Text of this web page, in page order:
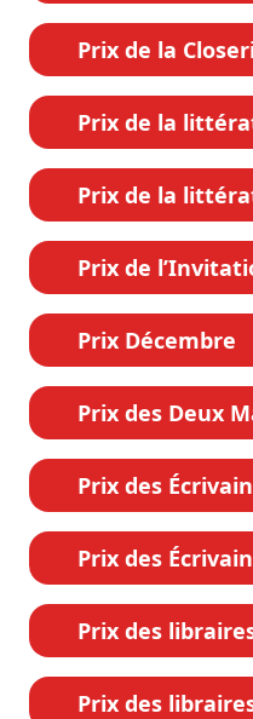
Prix de la
Prix de la
Prix de la
Prix de
Prix Décembre
Prix des Deux
Prix des
Prix des
Prix des
Prix des